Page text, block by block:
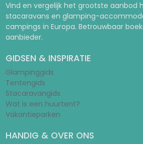
Vind en vergelijk het grootste aanbod
stacaravans en glamping-
campings in Europa. Betrouwbaar
aanbieder.
GIDSEN & INSPIRATIE
Glampinggids
Tentengids
Stacaravangids
Wat is een huurtent?
Vakantieparken
HANDIG & OVER ONS